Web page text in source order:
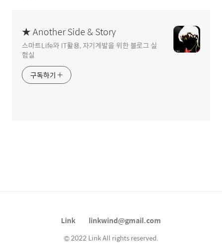
★ Another Side & Story
스마트Life와 IT활용, 자기계발을 위한 블로그 실
험실
구독하기
Link linkwind@gmail.com
© 2022 Link All rights reserved.